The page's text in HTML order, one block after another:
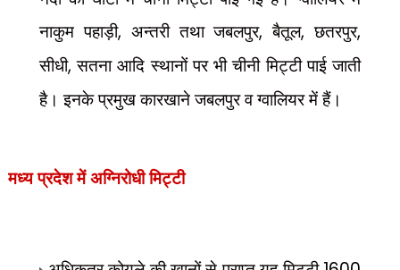
नाकुम पहाड़ी, अन्तरी तथा जबलपुर,बैतूल,छतरपुर,
सीधी,सतना आदि स्थानों पर भी चीनी मिट्टी पाई जाती
है। इनके प्रमुख कारखाने जबलपुर व ग्वालियर में हैं।
मध्य प्रदेश में अग्निरोधी मिट्टी